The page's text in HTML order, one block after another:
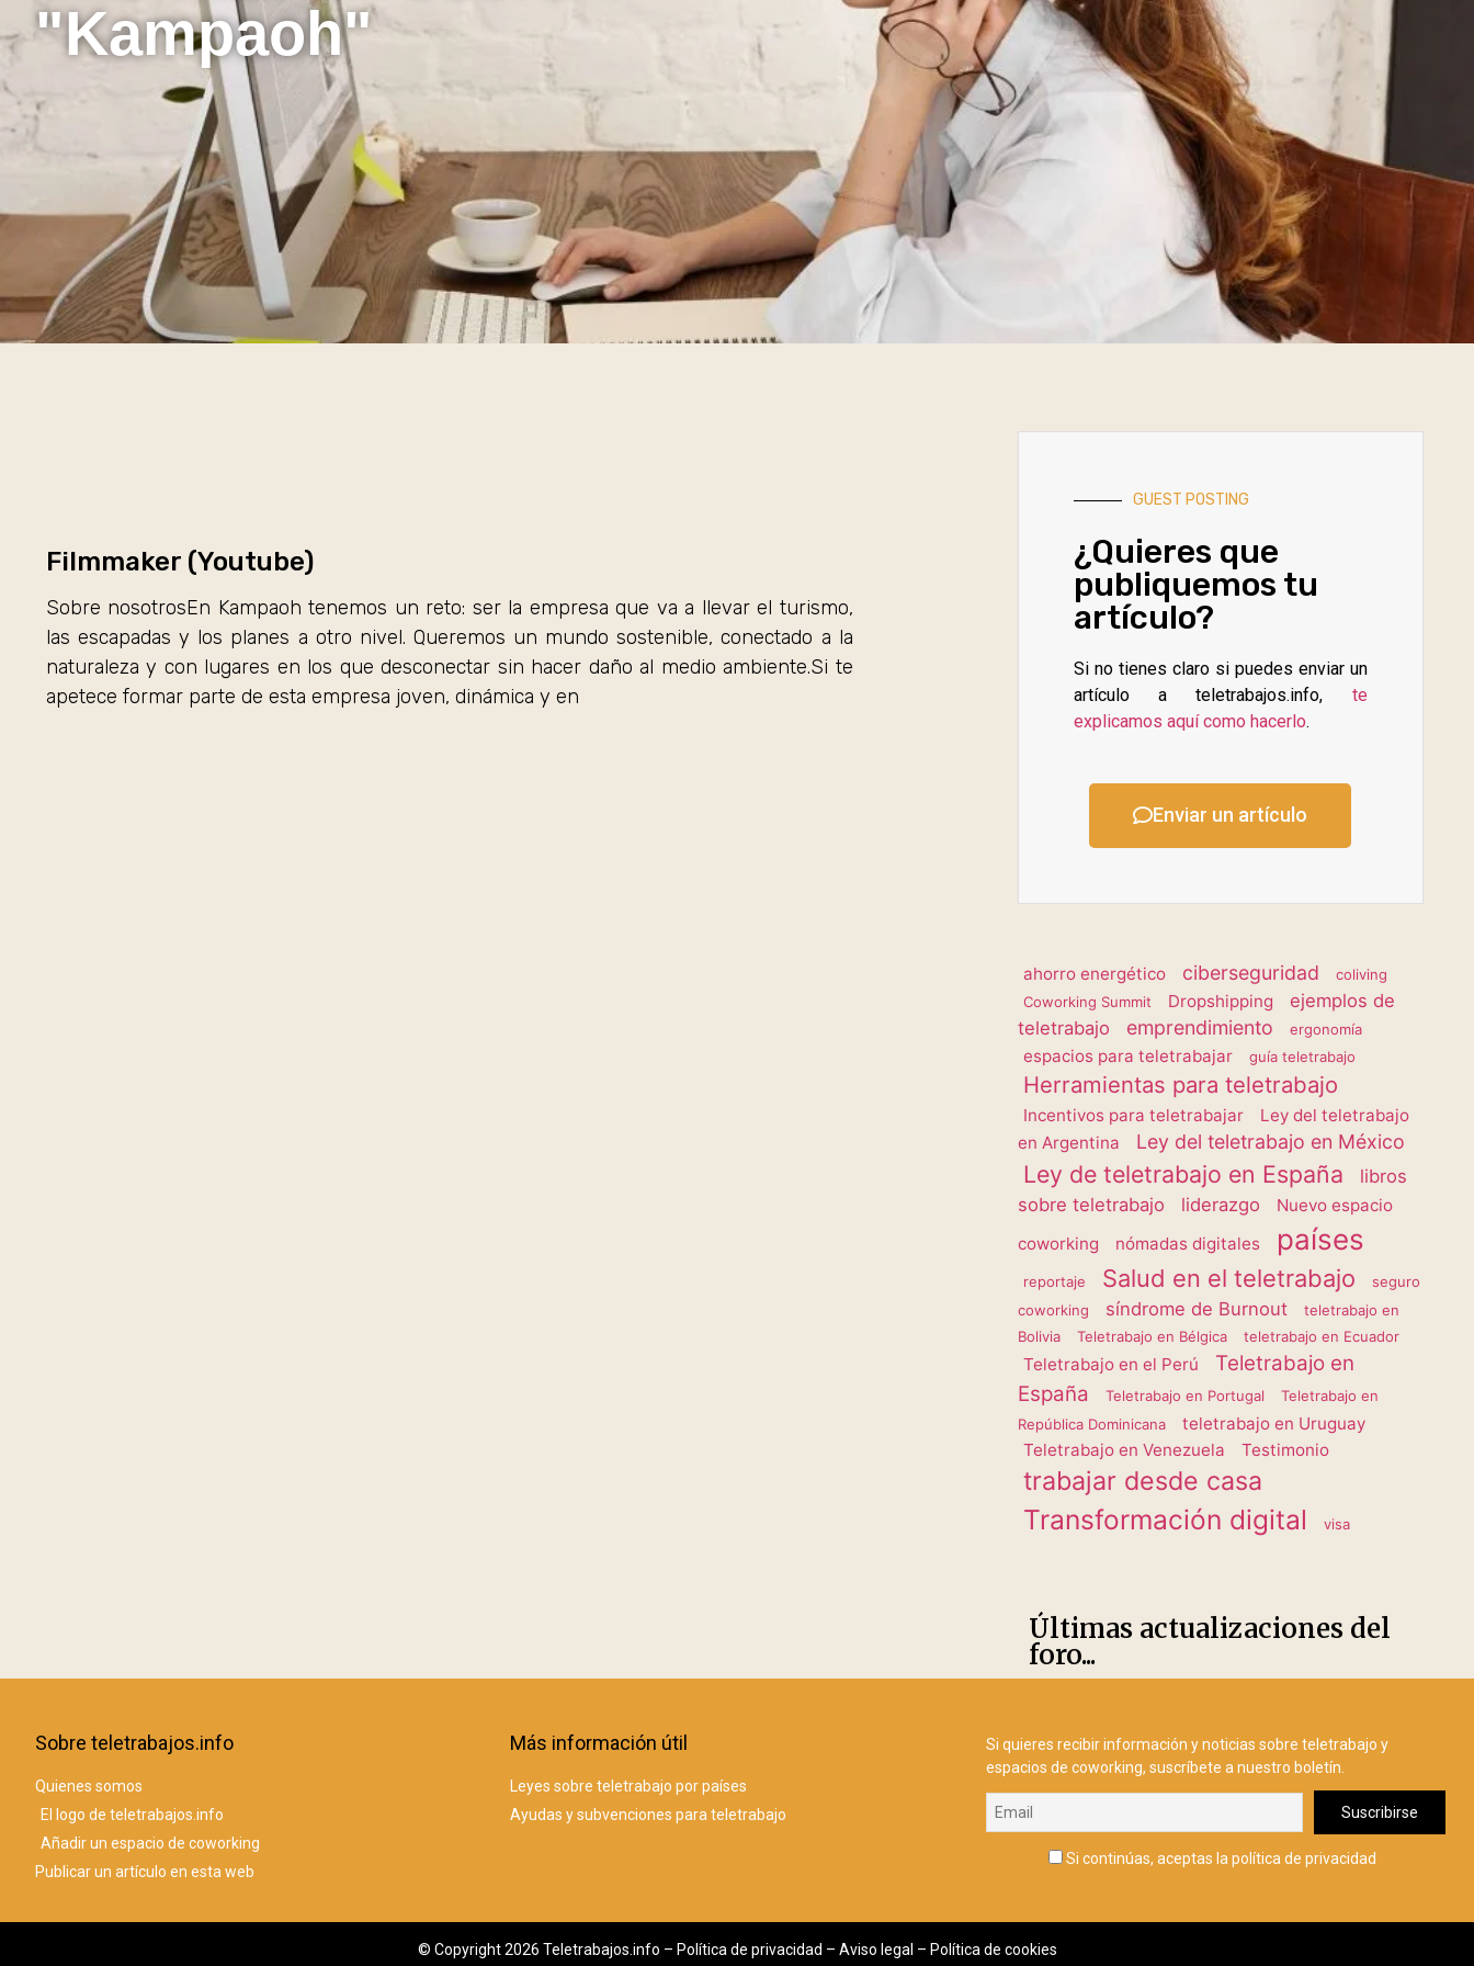
"Kampaoh"
Filmmaker (Youtube)
Sobre nosotrosEn Kampaoh tenemos un reto: ser la empresa que va a llevar el turismo,
las escapadas y los planes a otro nivel. Queremos un mundo sostenible, conectado a la
naturaleza y con lugares en los que desconectar sin hacer daño al medio ambiente.Si te
apetece formar parte de esta empresa joven, dinámica y en
GUEST POSTING
¿Quieres que
publiquemos tu
artículo?
Si no tienes claro si puedes enviar un
artículo a teletrabajos.info, te
explicamos aquí como hacerlo.
Enviar un artículo
ahorro energético ciberseguridad
coliving
Coworking Summit
Dropshipping
ejemplos de
teletrabajo
emprendimiento ergonomía
espacios para teletrabajar guía teletrabajo
Herramientas para teletrabajo
Incentivos para teletrabajar
Ley del teletrabajo
en Argentina
Ley del teletrabajo en México
Ley de teletrabajo en España
libros
sobre teletrabajo
liderazgo
Nuevo espacio
coworking
nómadas digitales países
reportaje Salud en el teletrabajo
seguro
coworking
síndrome de Burnout
teletrabajo en
Bolivia
Teletrabajo en Bélgica teletrabajo en Ecuador
Teletrabajo en el Perú
Teletrabajo en
España
Teletrabajo en Portugal
Teletrabajo en
República Dominicana
teletrabajo en Uruguay
Teletrabajo en Venezuela
Testimonio
trabajar desde casa
Transformación digital visa
Últimas actualizaciones del
foro...
Sobre teletrabajos.info
Quienes somos
El logo de teletrabajos.info
Añadir un espacio de coworking
Publicar un artículo en esta web
Más información útil
Leyes sobre teletrabajo por países
Ayudas y subvenciones para teletrabajo
Si quieres recibir información y noticias sobre teletrabajo y
espacios de coworking, suscríbete a nuestro boletín.
Si continúas, aceptas la política de privacidad
© Copyright 2026 Teletrabajos.info – Política de privacidad – Aviso legal – Política de cookies